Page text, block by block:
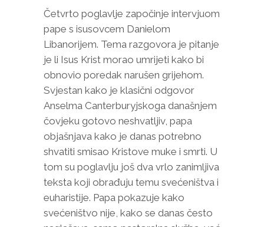
Četvrto poglavlje započinje intervjuom
pape s isusovcem Danielom
Libanorijem. Tema razgovora je pitanje
je li Isus Krist morao umrijeti kako bi
obnovio poredak narušen grijehom.
Svjestan kako je klasični odgovor
Anselma Canterburyjskoga današnjem
čovjeku gotovo neshvatljiv, papa
objašnjava kako je danas potrebno
shvatiti smisao Kristove muke i smrti. U
tom su poglavlju još dva vrlo zanimljiva
teksta koji obrađuju temu svećeništva i
euharistije. Papa pokazuje kako
svećeništvo nije, kako se danas često